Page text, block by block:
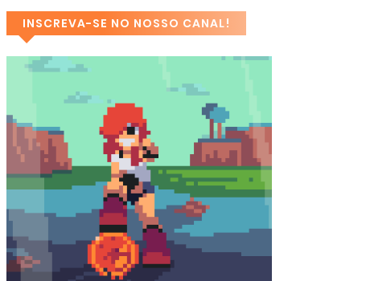
INSCREVA-SE NO NOSSO CANAL!